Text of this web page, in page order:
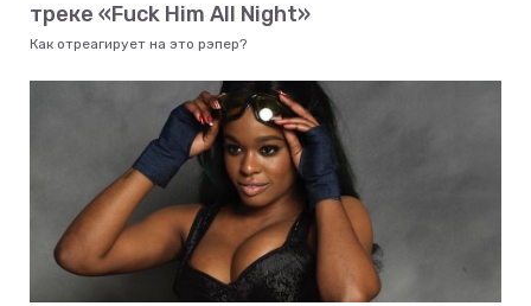
треке «Fuck Him All Night»
Как отреагирует на это рэпер?